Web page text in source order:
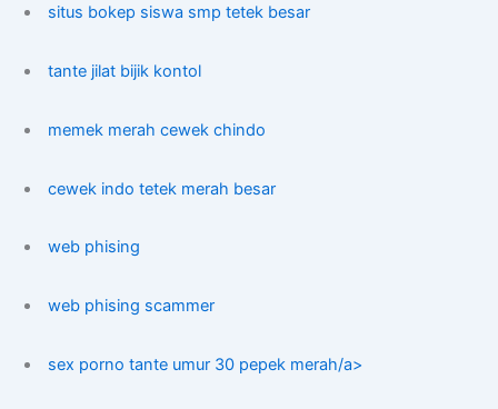
situs bokep siswa smp tetek besar
tante jilat bijik kontol
memek merah cewek chindo
cewek indo tetek merah besar
web phising
web phising scammer
sex porno tante umur 30 pepek merah/a>